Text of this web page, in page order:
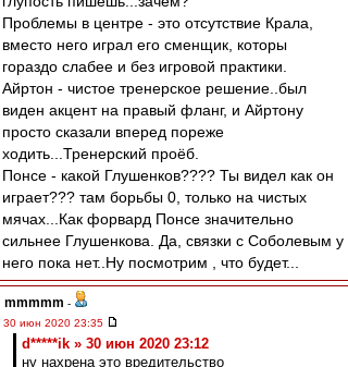
Проблемы в центре - это отсутствие Крала,
вместо него играл его сменщик, которы
гораздо слабее и без игровой практики.
Айртон - чистое тренерское решение..был
виден акцент на правый фланг, и Айртону
просто сказали вперед пореже
ходить...Тренерский проёб.
Понсе - какой Глушенков???? Ты видел как он
играет??? там борьбы 0, только на чистых
мячах...Как форвард Понсе значительно
сильнее Глушенкова. Да, связки с Соболевым у
него пока нет..Ну посмотрим , что будет...
mmmmm -
30 июн 2020 23:35
d*****ik » 30 июн 2020 23:12
ну нахрена это вредительство